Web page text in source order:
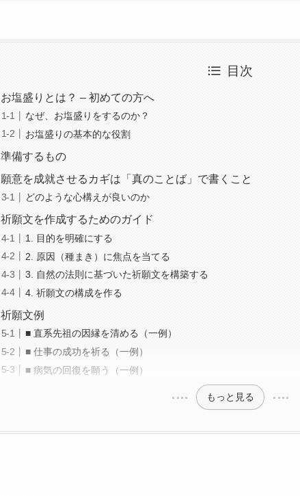
目次
お塩盛りとは？ – 初めての方へ
なぜ、お塩盛りをするのか？
お塩盛りの基本的な役割
準備するもの
願意を成就させるカギは「真のことば」で書くこと
どのような心構えが良いのか
祈願文を作成するためのガイド
1. 目的を明確にする
2. 原因（種まき）に焦点を当てる
3. 自然の法則に基づいた祈願文を構築する
4. 祈願文の構成を作る
祈願文例
■ 直系先祖の因縁を清める（一例）
■ 仕事の成功を祈る（一例）
■ 病気の回復を願う（一例）
もっと見る